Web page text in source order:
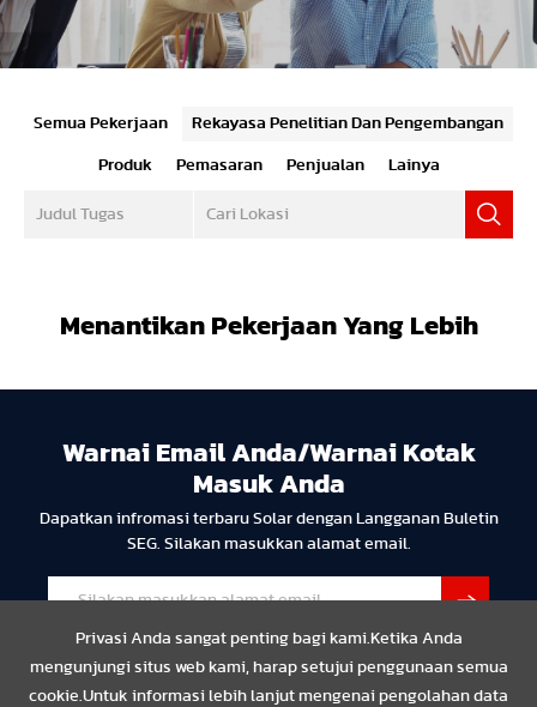
Privasi Anda sangat penting bagi kami.Ketika Anda
mengunjungi situs web kami, harap setujui penggunaan semua
cookie.Untuk informasi lebih lanjut mengenai pengolahan data
Semua Pekerjaan Rekayasa Penelitian Dan Pengembangan
Produk Pemasaran Penjualan Lainya
Menantikan Pekerjaan Yang Lebih
Warnai Email Anda/Warnai Kotak
Masuk Anda
Dapatkan infromasi terbaru Solar dengan Langganan Buletin
SEG. Silakan masukkan alamat email.